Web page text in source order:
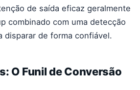
de saída eficaz geralmente
combinado com uma detecção
disparar de forma confiável.
O Funil de Conversão